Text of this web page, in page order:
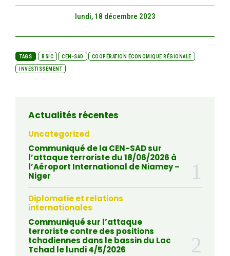
lundi, 18 décembre 2023
TAGS BSIC CEN-SAD COOPÉRATION ÉCONOMIQUE RÉGIONALE
INVESTISSEMENT
Actualités récentes
Uncategorized
Communiqué de la CEN-SAD sur
l’attaque terroriste du 18/06/2026 à
l’Aéroport International de Niamey –
Niger
Diplomatie et relations
internationales
Communiqué sur l’attaque
terroriste contre des positions
tchadiennes dans le bassin du Lac
Tchad le lundi 4/5/2026